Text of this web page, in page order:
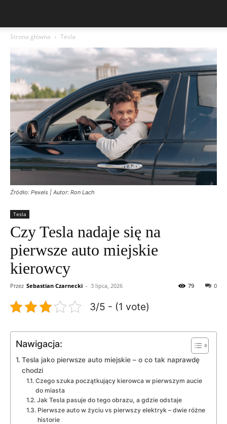
Strona główna Tesla
Źródło: Pexels | Autor: Ron Lach
Tesla
Czy Tesla nadaje się na
pierwsze auto miejskie
kierowcy
Przez Sebastian Czarnecki - 3 lipca, 2026 0
79
3/5 - (1 vote)
Nawigacja:
Tesla jako pierwsze auto miejskie – o co tak naprawdę
chodzi
Czego szuka początkujący kierowca w pierwszym aucie
do miasta
Jak Tesla pasuje do tego obrazu, a gdzie odstaje
Pierwsze auto w życiu vs pierwszy elektryk – dwie różne
historie